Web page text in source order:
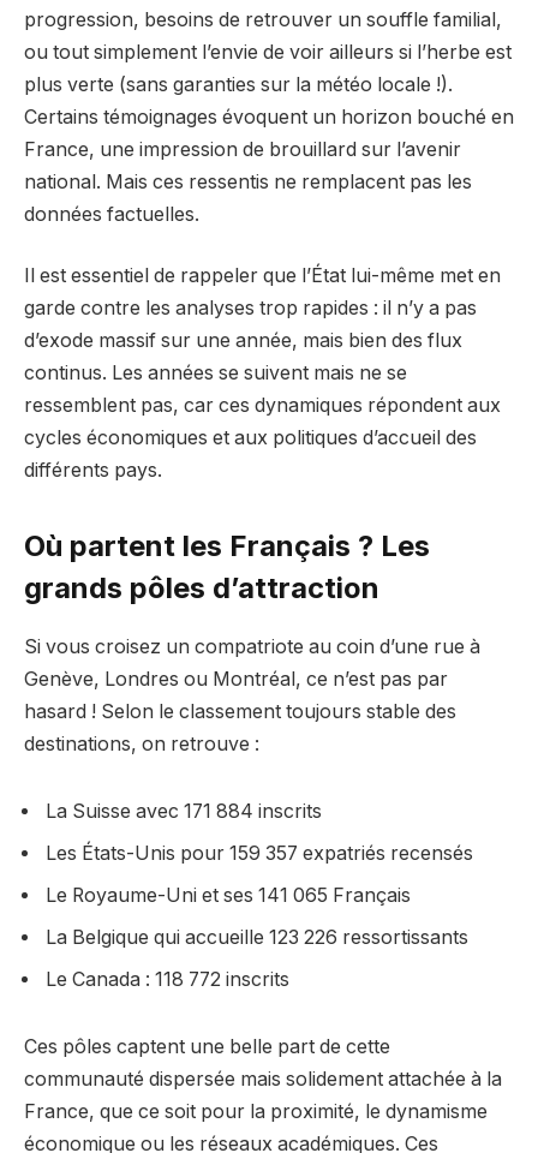
progression, besoins de retrouver un souffle familial,
ou tout simplement l’envie de voir ailleurs si l’herbe est
plus verte (sans garanties sur la météo locale !).
Certains témoignages évoquent un horizon bouché en
France, une impression de brouillard sur l’avenir
national. Mais ces ressentis ne remplacent pas les
données factuelles.
Il est essentiel de rappeler que l’État lui-même met en
garde contre les analyses trop rapides : il n’y a pas
d’exode massif sur une année, mais bien des flux
continus. Les années se suivent mais ne se
ressemblent pas, car ces dynamiques répondent aux
cycles économiques et aux politiques d’accueil des
différents pays.
Où partent les Français ? Les
grands pôles d’attraction
Si vous croisez un compatriote au coin d’une rue à
Genève, Londres ou Montréal, ce n’est pas par
hasard ! Selon le classement toujours stable des
destinations, on retrouve :
La Suisse avec 171 884 inscrits
Les États-Unis pour 159 357 expatriés recensés
Le Royaume-Uni et ses 141 065 Français
La Belgique qui accueille 123 226 ressortissants
Le Canada : 118 772 inscrits
Ces pôles captent une belle part de cette
communauté dispersée mais solidement attachée à la
France, que ce soit pour la proximité, le dynamisme
économique ou les réseaux académiques. Ces